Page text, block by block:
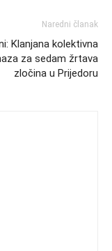
Naredni članak
Klanjana kolektivna
za sedam žrtava
zločina u Prijedoru